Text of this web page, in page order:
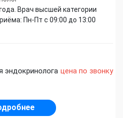
Врач высшей категории
Пн-Пт с 09:00 до 13:00
эндокринолога цена по звонку